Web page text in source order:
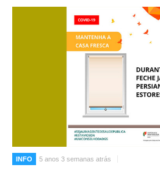
INFO 5 anos 3 semanas atrás